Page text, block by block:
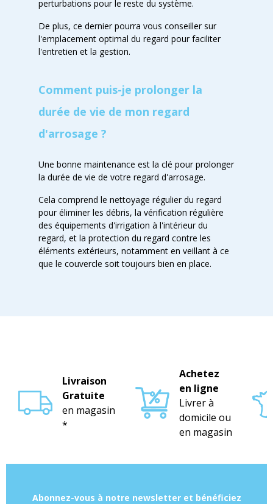
perturbations pour le reste du système.
De plus, ce dernier pourra vous conseiller sur
l'emplacement optimal du regard pour faciliter
l'entretien et la gestion.
Comment puis-je prolonger la
durée de vie de mon regard
d'arrosage ?
Une bonne maintenance est la clé pour prolonger
la durée de vie de votre regard d'arrosage.
Cela comprend le nettoyage régulier du regard
pour éliminer les débris, la vérification régulière
des équipements d'irrigation à l'intérieur du
regard, et la protection du regard contre les
éléments extérieurs, notamment en veillant à ce
que le couvercle soit toujours bien en place.
Livraison
Gratuite
en magasin
*
Achetez
en ligne
Livrer à
domicile ou
en magasin
Abonnez-vous à notre newsletter et bénéficiez